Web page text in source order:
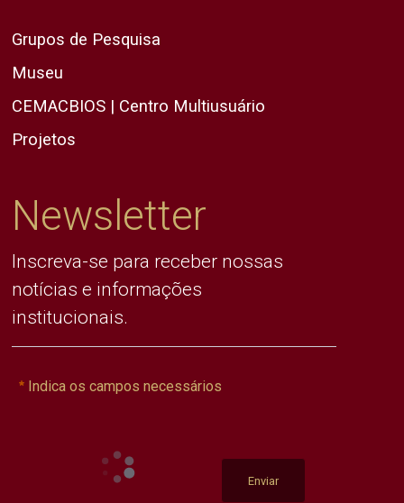
Grupos de Pesquisa
Museu
CEMACBIOS | Centro Multiusuário
Projetos
Newsletter
Inscreva-se para receber nossas
notícias e informações
institucionais.
Indica os campos necessários
Enviar